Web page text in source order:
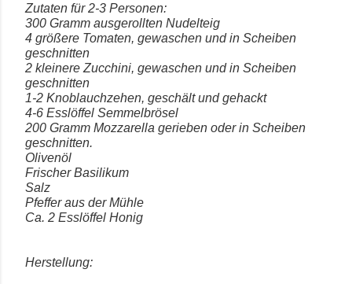
Zutaten für 2-3 Personen:
300 Gramm ausgerollten Nudelteig
4 größere Tomaten, gewaschen und in Scheiben
geschnitten
2 kleinere Zucchini, gewaschen und in Scheiben
geschnitten
1-2 Knoblauchzehen, geschält und gehackt
4-6 Esslöffel Semmelbrösel
200 Gramm Mozzarella gerieben oder in Scheiben
geschnitten.
Olivenöl
Frischer Basilikum
Salz
Pfeffer aus der Mühle
Ca. 2 Esslöffel Honig
Herstellung: